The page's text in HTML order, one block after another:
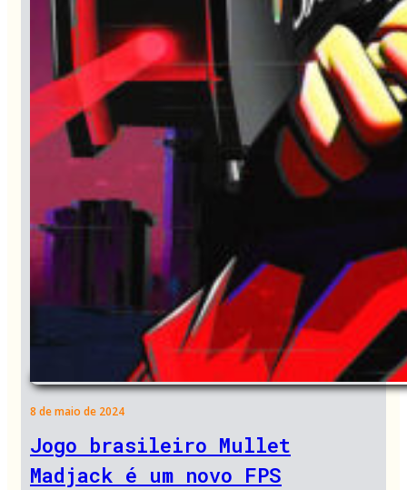
8 de maio de 2024
Jogo brasileiro Mullet
Madjack é um novo FPS